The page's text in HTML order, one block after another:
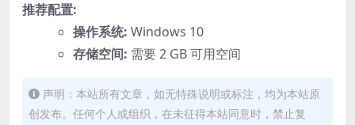
推荐配置:
操作系统: Windows 10
存储空间: 需要 2 GB 可用空间
声明：本站所有文章，如无特殊说明或标注，均为本站原
创发布。任何个人或组织，在未征得本站同意时，禁止复